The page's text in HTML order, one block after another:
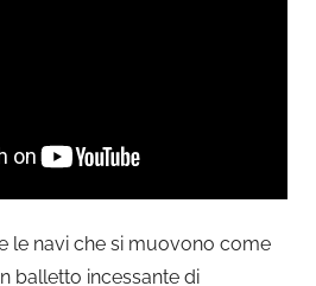
le navi che si muovono come
balletto incessante di